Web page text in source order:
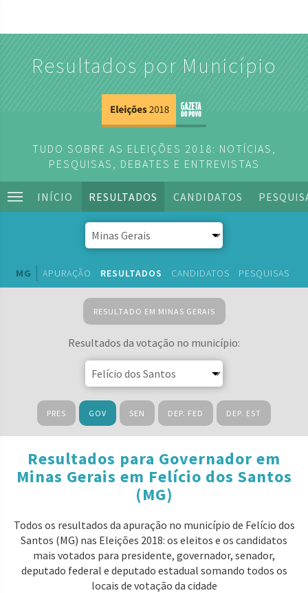
Resultados por Município
TUDO SOBRE AS ELEIÇÕES 2018: NOTÍCIAS,
PESQUISAS, DEBATES E ENTREVISTAS
INÍCIO RESULTADOS CANDIDATOS
MG APURAÇÃO RESULTADOS CANDIDATOS PESQUISAS
RESULTADO EM MINAS GERAIS
Resultados da votação no município:
PRES GOV SEN DEP. FED DEP. EST
Resultados para Governador em
Minas Gerais em Felício dos Santos
(MG)
Todos os resultados da apuração no município de Felício dos
Santos (MG) nas Eleições 2018: os eleitos e os candidatos
mais votados para presidente, governador, senador,
deputado federal e deputado estadual somando todos os
locais de votação da cidade